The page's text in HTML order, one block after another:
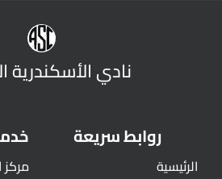
نادي الأسكندرية
روابط سريعة
الرئيسية